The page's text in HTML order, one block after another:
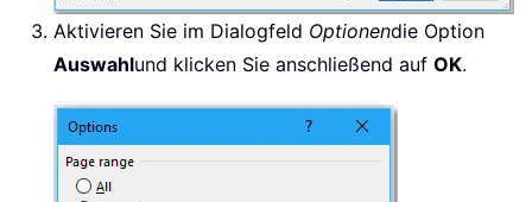
Aktivieren Sie im Dialogfeld Optionendie Option
Auswahlund klicken Sie anschließend auf OK.